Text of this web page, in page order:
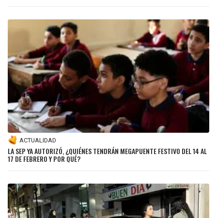
ACTUALIDAD
LA SEP YA AUTORIZÓ, ¿QUIÉNES TENDRÁN MEGAPUENTE FESTIVO DEL 14 AL
17 DE FEBRERO Y POR QUÉ?